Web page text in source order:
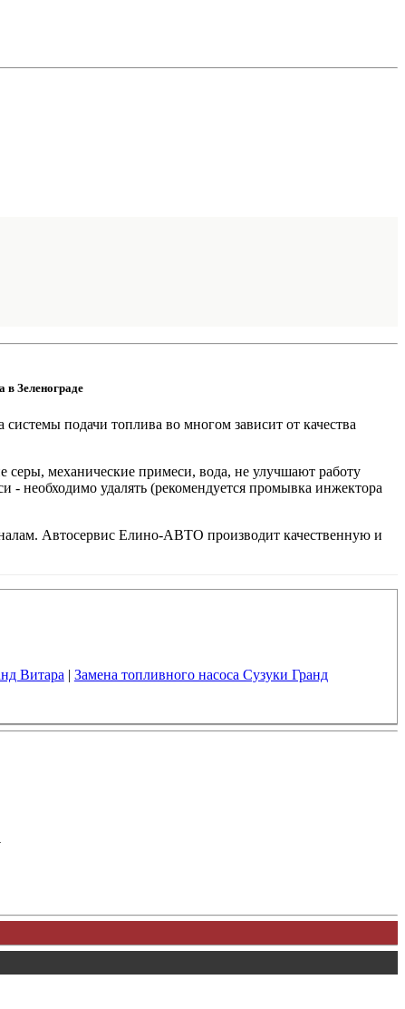
Зеленограде
подачи топлива во многом зависит от качества
серы, механические примеси, вода, не улучшают работу
необходимо удалять (рекомендуется промывка инжектора
Автосервис Елино-АВТО производит качественную и
Витара | Замена топливного насоса Сузуки Гранд